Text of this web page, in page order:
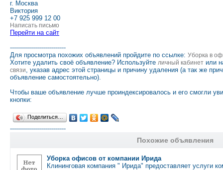
г. Москва
Виктория
+7 925 999 12 00
Написать письмо
Перейти на сайт
----------------------------
Для просмотра похожих объявлений пройдите по ссылке: Уборка в
Хотите удалить своё объявление? Используйте личный кабинет или
связи, указав адрес этой страницы и причину удаления (а так же
объявление самостоятельно).
Чтобы ваше объявление лучше проиндексировалось и его смогли
кнопки:
Поделиться…
----------------------------
Похожие объявления
Уборка офисов от компании Ирида
Клининговая компания " Ирида" предоставляет услуги